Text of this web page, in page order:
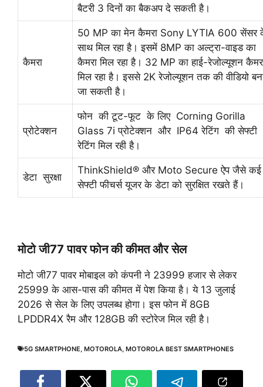
बैटरी 3 दिनों का बैकअप दे सकती है।
कैमरा
50 MP का मेन कैमरा Sony LYTIA 600 सेंसर
साथ मिल रहा है। इसमें 8MP का अल्ट्रा-वाइड का
कैमरा मिल रहा है। 32 MP का हाई-रेजोल्यूशन
मिल रहा है। इससे 2K रेजोल्यूशन तक की वीडियो
जा सकती है।
प्रोटेक्शन
फोन की टूट-फूट के लिए Corning Gorilla
Glass 7i प्रोटेक्शन और IP64 रेटिंग की सेफ्टी
रेटिंग मिल रही है।
डेटा सुरक्षा
ThinkShield® और Moto Secure ऐप जैसे कई
सेफ्टी फीचर्स यूजर के डेटा को सुरक्षित रखते हैं।
मोटो जी77 पावर फोन की कीमत और सेल
मोटो जी77 पावर मोबाइल को कंपनी ने 23999 हजार से लेकर
25999 के आस-पास की कीमत में पेश किया है। ये 13 जुलाई
2026 से सेल के लिए उपलब्ध होगा। इस फोन में 8GB
LPDDR4X रैम और 128GB की स्टोरेज मिल रही है।
5G SMARTPHONE MOTOROLA MOTOROLA BEST SMARTPHONES